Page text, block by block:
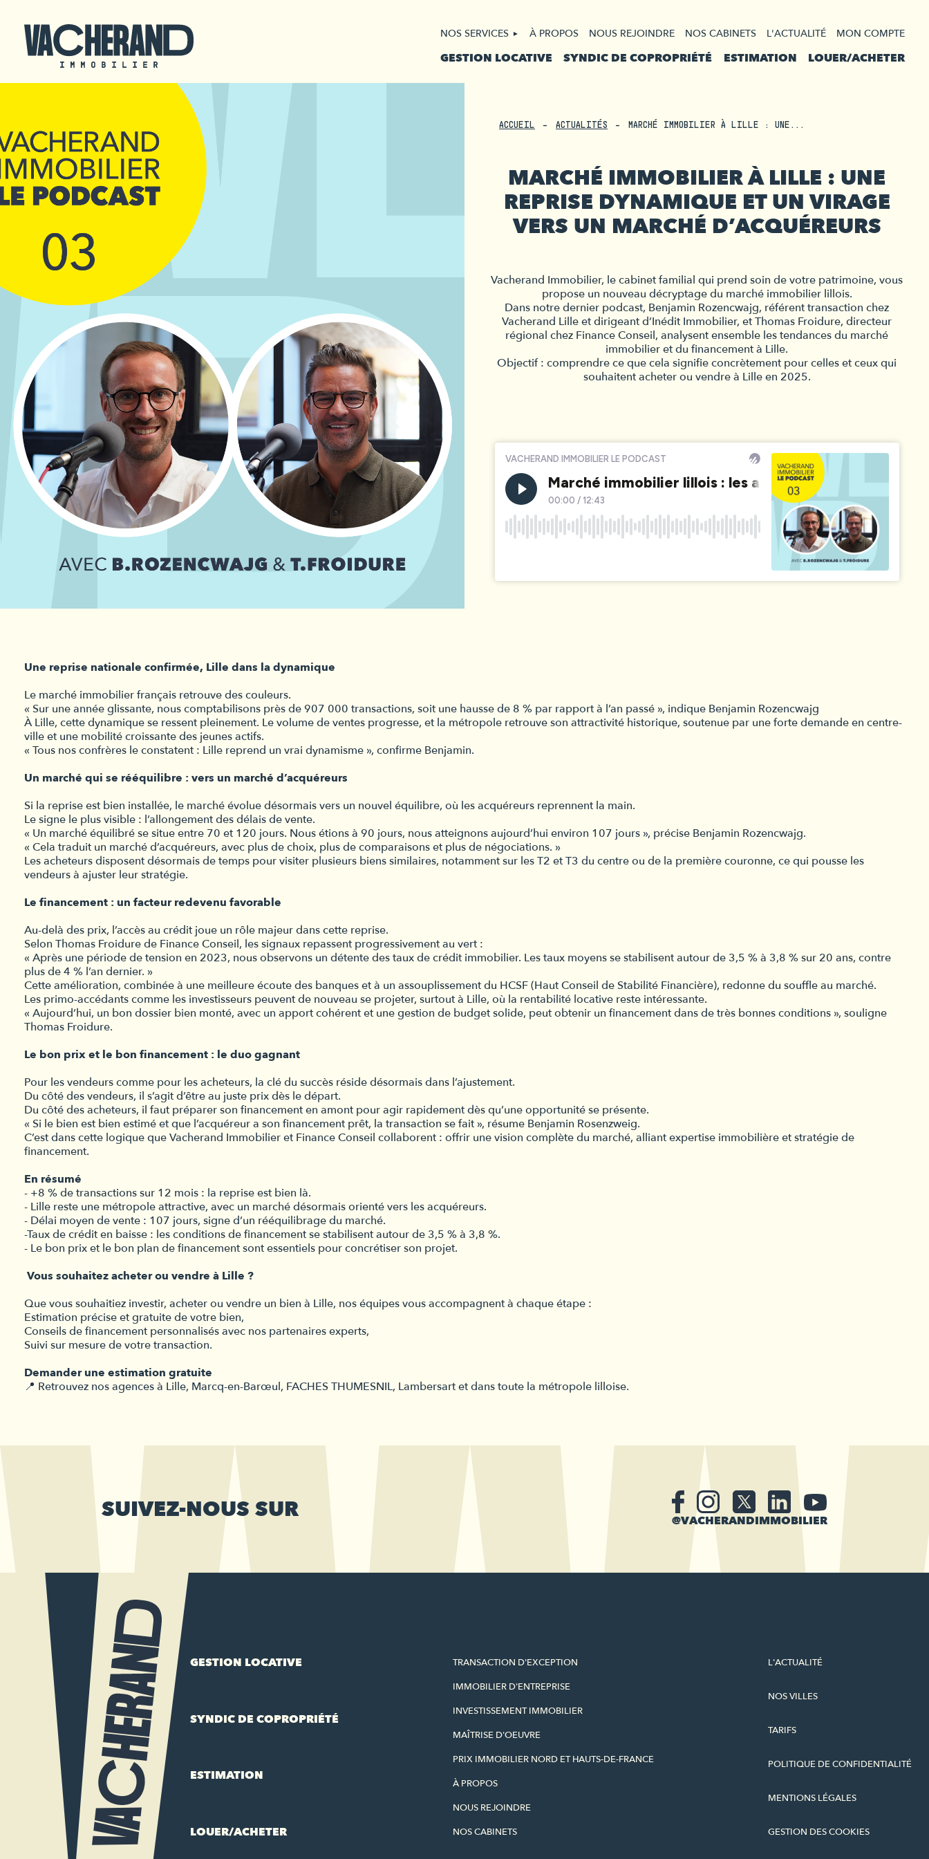
NOS SERVICES À PROPOS NOUS REJOINDRE NOS CABINETS L'ACTUALITÉ MON COMPTE
GESTION LOCATIVE SYNDIC DE COPROPRIÉTÉ ESTIMATION LOUER/ACHETER
ACCUEIL ACTUALITÉS MARCHÉ IMMOBILIER À LILLE : UNE...
MARCHÉ IMMOBILIER À LILLE : UNE
REPRISE DYNAMIQUE ET UN VIRAGE
VERS UN MARCHÉ D’ACQUÉREURS
Vacherand Immobilier, le cabinet familial qui prend soin de votre patrimoine, vous
propose un nouveau décryptage du marché immobilier lillois.
Dans notre dernier podcast, Benjamin Rozencwajg, référent transaction chez
Vacherand Lille et dirigeant d’Inédit Immobilier, et Thomas Froidure, directeur
régional chez Finance Conseil, analysent ensemble les tendances du marché
immobilier et du financement à Lille.
Objectif : comprendre ce que cela signifie concrètement pour celles et ceux qui
souhaitent acheter ou vendre à Lille en 2025.
Une reprise nationale confirmée, Lille dans la dynamique
Le marché immobilier français retrouve des couleurs.
« Sur une année glissante, nous comptabilisons près de 907 000 transactions, soit une hausse de 8 % par rapport à l’an passé », indique Benjamin Rozencwajg
À Lille, cette dynamique se ressent pleinement. Le volume de ventes progresse, et la métropole retrouve son attractivité historique, soutenue par une forte demande en centre-
ville et une mobilité croissante des jeunes actifs.
« Tous nos confrères le constatent : Lille reprend un vrai dynamisme », confirme Benjamin.
Un marché qui se rééquilibre : vers un marché d’acquéreurs
Si la reprise est bien installée, le marché évolue désormais vers un nouvel équilibre, où les acquéreurs reprennent la main.
Le signe le plus visible : l’allongement des délais de vente.
« Un marché équilibré se situe entre 70 et 120 jours. Nous étions à 90 jours, nous atteignons aujourd’hui environ 107 jours », précise Benjamin Rozencwajg.
« Cela traduit un marché d’acquéreurs, avec plus de choix, plus de comparaisons et plus de négociations. »
Les acheteurs disposent désormais de temps pour visiter plusieurs biens similaires, notamment sur les T2 et T3 du centre ou de la première couronne, ce qui pousse les
vendeurs à ajuster leur stratégie.
Le financement : un facteur redevenu favorable
Au-delà des prix, l’accès au crédit joue un rôle majeur dans cette reprise.
Selon Thomas Froidure de Finance Conseil, les signaux repassent progressivement au vert :
« Après une période de tension en 2023, nous observons un détente des taux de crédit immobilier. Les taux moyens se stabilisent autour de 3,5 % à 3,8 % sur 20 ans, contre
plus de 4 % l’an dernier. »
Cette amélioration, combinée à une meilleure écoute des banques et à un assouplissement du HCSF (Haut Conseil de Stabilité Financière), redonne du souffle au marché.
Les primo-accédants comme les investisseurs peuvent de nouveau se projeter, surtout à Lille, où la rentabilité locative reste intéressante.
« Aujourd’hui, un bon dossier bien monté, avec un apport cohérent et une gestion de budget solide, peut obtenir un financement dans de très bonnes conditions », souligne
Thomas Froidure.
Le bon prix et le bon financement : le duo gagnant
Pour les vendeurs comme pour les acheteurs, la clé du succès réside désormais dans l’ajustement.
Du côté des vendeurs, il s’agit d’être au juste prix dès le départ.
Du côté des acheteurs, il faut préparer son financement en amont pour agir rapidement dès qu’une opportunité se présente.
« Si le bien est bien estimé et que l’acquéreur a son financement prêt, la transaction se fait », résume Benjamin Rosenzweig.
C’est dans cette logique que Vacherand Immobilier et Finance Conseil collaborent : offrir une vision complète du marché, alliant expertise immobilière et stratégie de
financement.
En résumé
- +8 % de transactions sur 12 mois : la reprise est bien là.
- Lille reste une métropole attractive, avec un marché désormais orienté vers les acquéreurs.
- Délai moyen de vente : 107 jours, signe d’un rééquilibrage du marché.
-Taux de crédit en baisse : les conditions de financement se stabilisent autour de 3,5 % à 3,8 %.
- Le bon prix et le bon plan de financement sont essentiels pour concrétiser son projet.
Vous souhaitez acheter ou vendre à Lille ?
Que vous souhaitiez investir, acheter ou vendre un bien à Lille, nos équipes vous accompagnent à chaque étape :
Estimation précise et gratuite de votre bien,
Conseils de financement personnalisés avec nos partenaires experts,
Suivi sur mesure de votre transaction.
Demander une estimation gratuite
📍 Retrouvez nos agences à Lille, Marcq-en-Barœul, FACHES THUMESNIL, Lambersart et dans toute la métropole lilloise.
SUIVEZ-NOUS SUR @VACHERANDIMMOBILIER
GESTION LOCATIVE
SYNDIC DE COPROPRIÉTÉ
ESTIMATION
LOUER/ACHETER
TRANSACTION D'EXCEPTION
IMMOBILIER D'ENTREPRISE
INVESTISSEMENT IMMOBILIER
MAÎTRISE D'OEUVRE
PRIX IMMOBILIER NORD ET HAUTS-DE-FRANCE
À PROPOS
NOUS REJOINDRE
NOS CABINETS
L'ACTUALITÉ
NOS VILLES
TARIFS
POLITIQUE DE CONFIDENTIALITÉ
MENTIONS LÉGALES
GESTION DES COOKIES